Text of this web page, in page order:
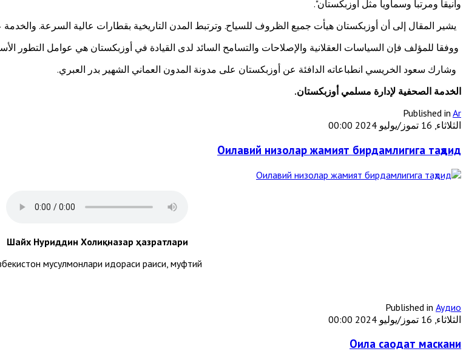
وأنيقاً ومرتباً وسماوياً مثل أوزبكستان".
يشير المقال إلى أن أوزبكستان هيأت جميع الظروف للسياح. وترتبط المدن التاريخية بقطارات عالية السرعة.
ووفقا للمؤلف فإن السياسات العقلانية والإصلاحات والتسامح السائد لدى القيادة في أوزبكستان هي عوامل التطور
وشارك سعود الخريسي انطباعاته الدافئة عن أوزبكستان على مدونة المدون العماني الشهير بدر العبري.
الخدمة الصحفية لإدارة مسلمي أوزبكستان.
Published in Ar
الثلاثاء, 16 تموز/يوليو 2024 00:00
Оилавий низолар жамият бирдамлигига таҳдид
Шайх Нуриддин Холиқназар ҳазратлари
мусулмонлари идораси раиси, муфтий
Published in Аудио
الثلاثاء, 16 تموز/يوليو 2024 00:00
Оила саодат маскани